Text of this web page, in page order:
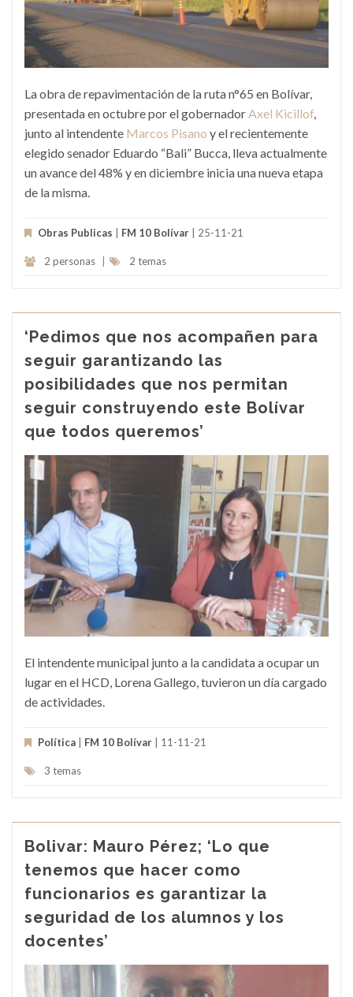
La obra de repavimentación de la ruta n°65 en Bolívar,
presentada en octubre por el gobernador Axel Kicillof
junto al intendente Marcos Pisano y el recientemente
elegido senador Eduardo “Bali” Bucca, lleva actualmente
un avance del 48% y en diciembre inicia una nueva etapa
de la misma.
Obras Publicas FM 10 Bolívar | 25-11-21
2 personas 2 temas
‘Pedimos que nos acompañen para
seguir garantizando las
posibilidades que nos permitan
seguir construyendo este Bolívar
que todos queremos’
El intendente municipal junto a la candidata a ocupar un
lugar en el HCD, Lorena Gallego, tuvieron un día cargado
de actividades.
Política FM 10 Bolívar | 11-11-21
3 temas
Bolivar: Mauro Pérez; ‘Lo que
tenemos que hacer como
funcionarios es garantizar la
seguridad de los alumnos y los
docentes’